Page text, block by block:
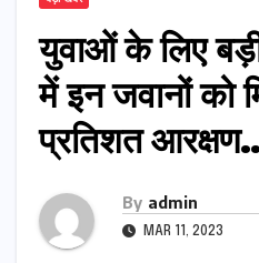
युवाओं के लिए
में इन जवानों को
प्रतिशत
By admin
MAR 11, 2023